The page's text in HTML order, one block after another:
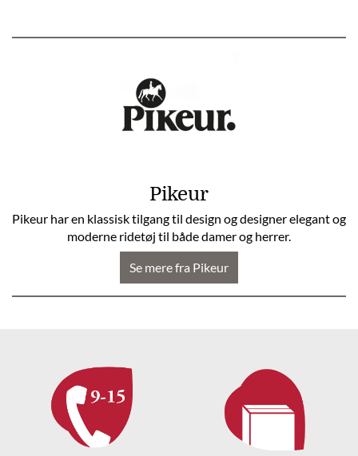
Pikeur
Pikeur har en klassisk tilgang til design og designer elegant og
moderne ridetøj til både damer og herrer.
Se mere fra Pikeur